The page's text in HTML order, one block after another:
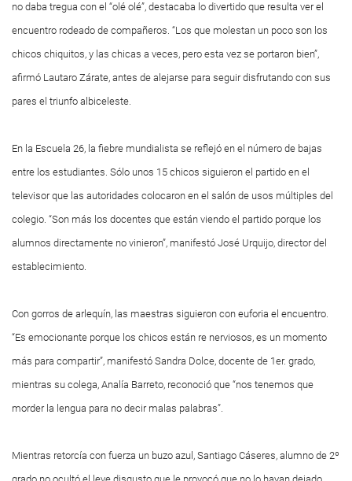
no daba tregua con el “olé olé”, destacaba lo divertido que resulta ver el
encuentro rodeado de compañeros. “Los que molestan un poco son los
chicos chiquitos, y las chicas a veces, pero esta vez se portaron bien”,
afirmó Lautaro Zárate, antes de alejarse para seguir disfrutando con sus
pares el triunfo albiceleste.
En la Escuela 26, la fiebre mundialista se reflejó en el número de bajas
entre los estudiantes. Sólo unos 15 chicos siguieron el partido en el
televisor que las autoridades colocaron en el salón de usos múltiples del
colegio. “Son más los docentes que están viendo el partido porque los
alumnos directamente no vinieron”, manifestó José Urquijo, director del
establecimiento.
Con gorros de arlequín, las maestras siguieron con euforia el encuentro.
“Es emocionante porque los chicos están re nerviosos, es un momento
más para compartir”, manifestó Sandra Dolce, docente de 1er. grado,
mientras su colega, Analía Barreto, reconoció que “nos tenemos que
morder la lengua para no decir malas palabras”.
Mientras retorcía con fuerza un buzo azul, Santiago Cáseres, alumno de 2º